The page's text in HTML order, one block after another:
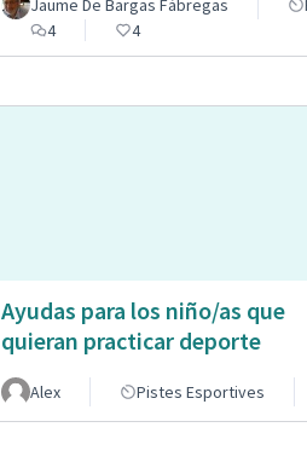
Jaume De Bargas Fàbregas
4
4
Ayudas para los niño/as que
quieran practicar deporte
Alex Pistes Esportives